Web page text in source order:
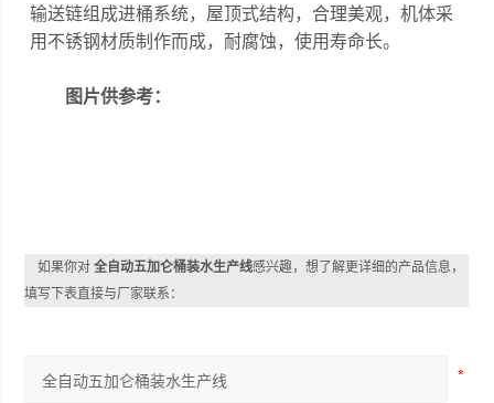
输送链组成进桶系统，屋顶式结构，合理美观，机体采
用不锈钢材质制作而成，耐腐蚀，使用寿命长。
图片供参考：
如果你对全自动五加仑桶装水生产线感兴趣，想了解更详细的产品信息，
填写下表直接与厂家联系：